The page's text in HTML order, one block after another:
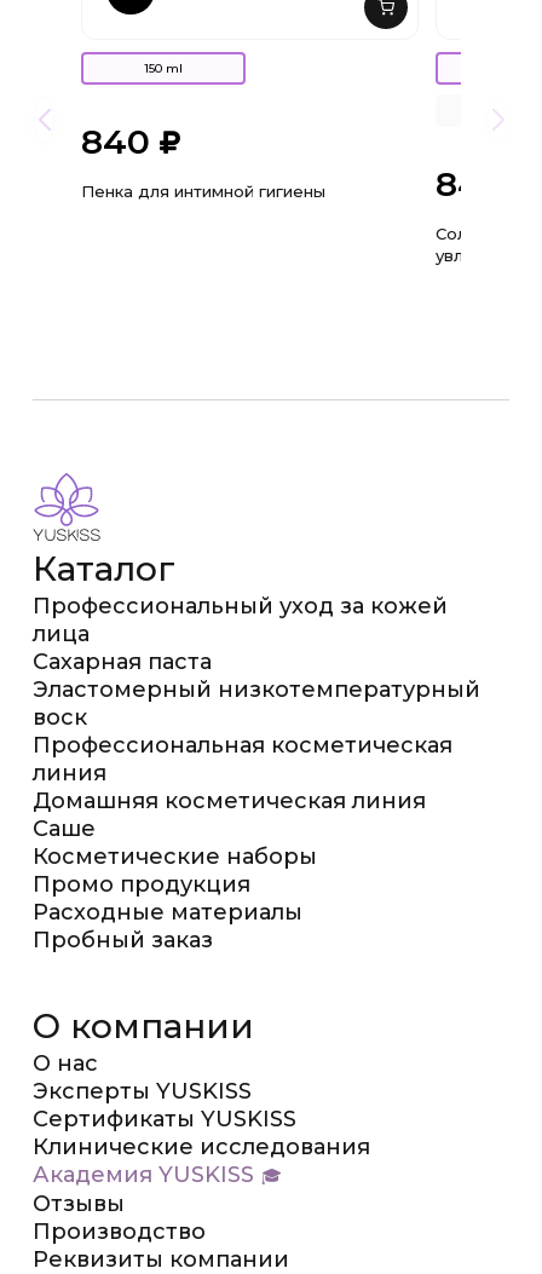
150 ml
840
Пенка для интимной гигиены 840
Каталог
Профессиональный уход за кожей
лица
Сахарная паста
Эластомерный низкотемпературный
воск
Профессиональная косметическая
линия
Домашняя косметическая линия
Саше
Косметические наборы
Промо продукция
Расходные материалы
Пробный заказ
О компании
О нас
Эксперты YUSKISS
Сертификаты YUSKISS
Клинические исследования
Академия YUSKISS
Отзывы
Производство
Реквизиты компании